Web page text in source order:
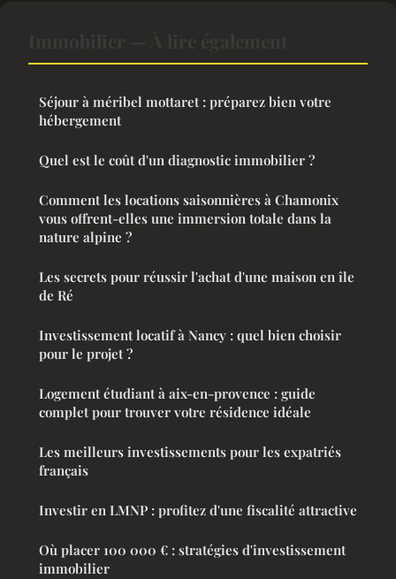
Séjour à méribel mottaret : préparez bien votre
hébergement
Quel est le coût d'un diagnostic immobilier ?
Comment les locations saisonnières à Chamonix
vous offrent-elles une immersion totale dans la
nature alpine ?
Les secrets pour réussir l'achat d'une maison en île
de Ré
Investissement locatif à Nancy : quel bien choisir
pour le projet ?
Logement étudiant à aix-en-provence : guide
complet pour trouver votre résidence idéale
Les meilleurs investissements pour les expatriés
français
Investir en LMNP : profitez d'une fiscalité attractive
Où placer 100 000 € : stratégies d'investissement
immobilier